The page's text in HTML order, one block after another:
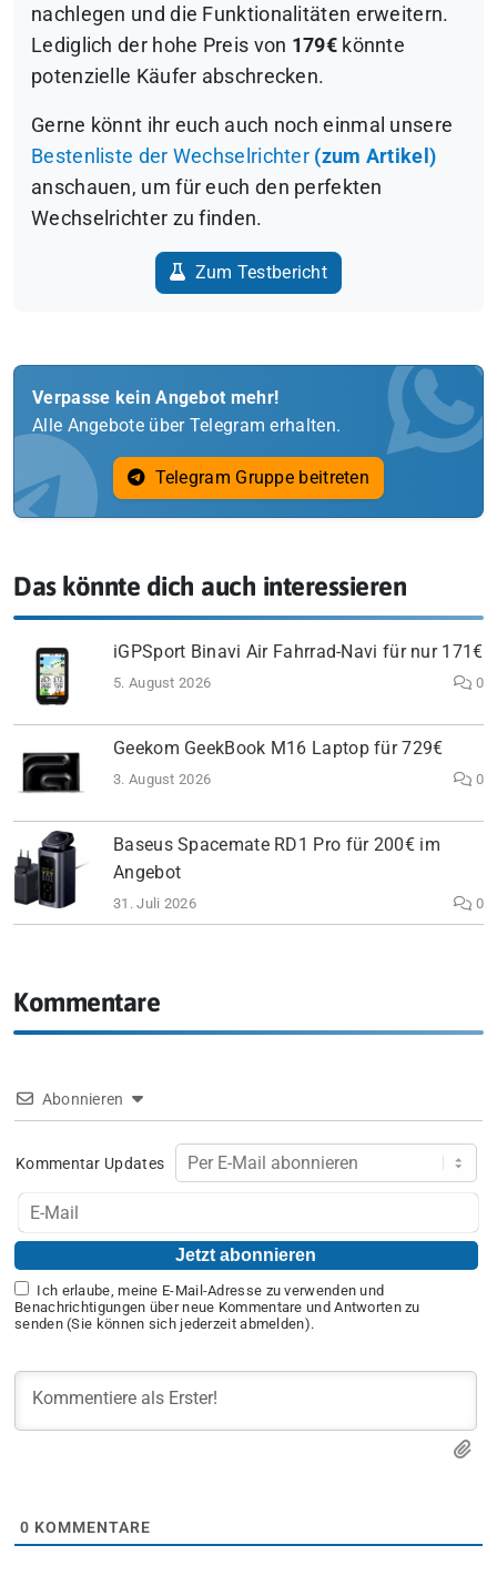
nachlegen und die Funktionalitäten erweitern.
Lediglich der hohe Preis von 179€könnte
potenzielle Käufer abschrecken.
Gerne könnt ihr euch auch noch einmal unsere
Bestenliste der Wechselrichter (zum Artikel)
anschauen, um für euch den perfekten
Wechselrichter zu finden.
Zum Testbericht
Verpasse kein Angebot mehr!
Alle Angebote über Telegram erhalten.
Telegram Gruppe beitreten
Das könnte dich auch interessieren
iGPSport Binavi Air Fahrrad-Navi für nur 171€
5. August 2026 0
Geekom GeekBook M16 Laptop für 729€
3. August 2026 0
Baseus Spacemate RD1 Pro für 200€ im
Angebot
31. Juli 2026 0
Kommentare
Abonnieren
Kommentar Updates
Ich erlaube, meine E-Mail-Adresse zu verwenden und
Benachrichtigungen über neue Kommentare und Antworten zu
senden (Sie können sich jederzeit abmelden).
0 KOMMENTARE